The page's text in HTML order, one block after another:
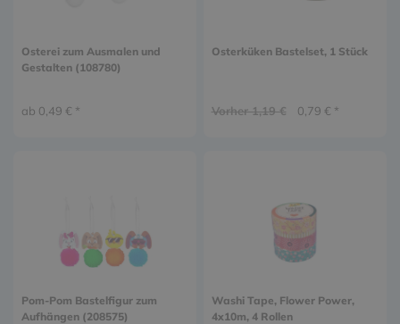
Osterei zum Ausmalen und
Gestalten (108780)
ab 0,49 € *
Osterküken Bastelset, 1 Stück
Vorher 1,19 € 0,79 € *
Pom-Pom Bastelfigur zum
Aufhängen (208575)
Washi Tape, Flower Power,
4x10m, 4 Rollen